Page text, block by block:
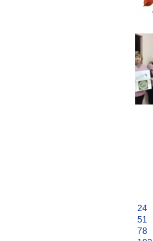
24
51
78